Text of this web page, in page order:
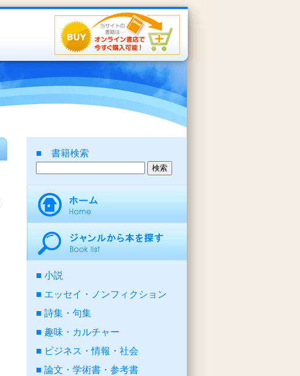
■ 書籍検索
小説
エッセイ・ノンフィクション
詩集・句集
趣味・カルチャー
ビジネス・情報・社会
論文・学術書・参考書